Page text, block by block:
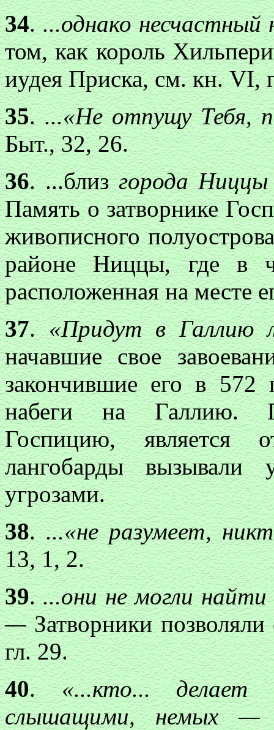
34....однако несчастный
том, как король
иудея Приска, см. кн. VI,
35....«Не oтпущу Тебя,
Быт., 32, 26.
36. ...близгорода
Память о затворнике
живописного
районе Ниццы, где в
расположенная на месте
37.«Придут в Галлию
начавшие свое
закончившие его в 572
набеги на Галлию.
Госпицию, является
лангобарды вызывали
угрозами.
38....«не разумеет,
13, 1, 2.
39....они не могли
—Затворники
гл. 29.
40.«...кто...
делает
слышащими, немых —